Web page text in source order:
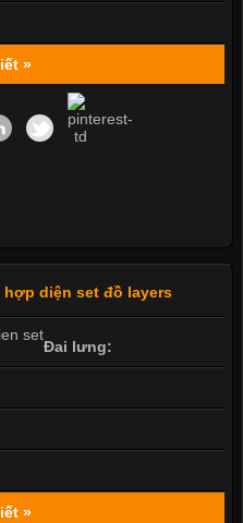
»
diện set đồ layers
Đai lưng:
»